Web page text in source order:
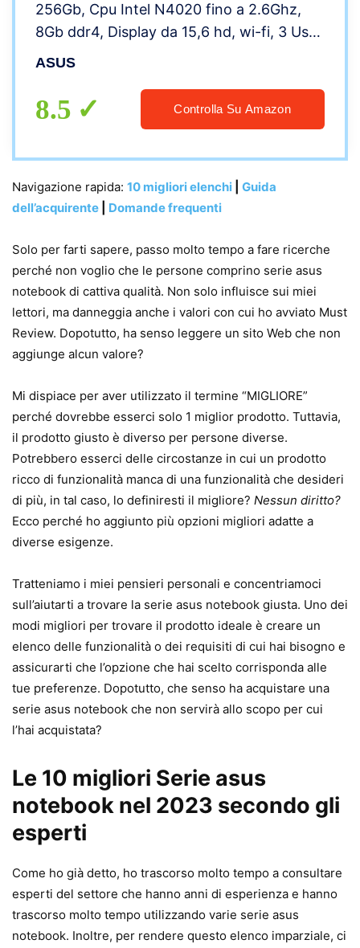
256Gb, Cpu Intel N4020 fino a 2.6Ghz,
8Gb ddr4, Display da 15,6 hd, wi-fi, 3 Usb,
Bt, Win 10 pro, Pronto All’uso Gar. Italia
ASUS
8.5 Controlla Su Amazon
Navigazione rapida: 10 migliori elenchi
Guida
dell’acquirente
Domande frequenti
Solo per farti sapere, passo molto tempo a fare ricerche
perché non voglio che le persone comprino serie asus
notebook di cattiva qualità. Non solo influisce sui miei
lettori, ma danneggia anche i valori con cui ho avviato Must
Review. Dopotutto, ha senso leggere un sito Web che non
aggiunge alcun valore?
Mi dispiace per aver utilizzato il termine “MIGLIORE”
perché dovrebbe esserci solo 1 miglior prodotto. Tuttavia,
il prodotto giusto è diverso per persone diverse.
Potrebbero esserci delle circostanze in cui un prodotto
ricco di funzionalità manca di una funzionalità che desideri
di più, in tal caso, lo definiresti il ​​migliore? Nessun diritto?
Ecco perché ho aggiunto più opzioni migliori adatte a
diverse esigenze.
Tratteniamo i miei pensieri personali e concentriamoci
sull’aiutarti a trovare la serie asus notebook giusta. Uno dei
modi migliori per trovare il prodotto ideale è creare un
elenco delle funzionalità o dei requisiti di cui hai bisogno e
assicurarti che l’opzione che hai scelto corrisponda alle
tue preferenze. Dopotutto, che senso ha acquistare una
serie asus notebook che non servirà allo scopo per cui
l’hai acquistata?
Le 10 migliori Serie asus
notebook nel 2023 secondo gli
esperti
Come ho già detto, ho trascorso molto tempo a consultare
esperti del settore che hanno anni di esperienza e hanno
trascorso molto tempo utilizzando varie serie asus
notebook. Inoltre, per rendere questo elenco imparziale, ci